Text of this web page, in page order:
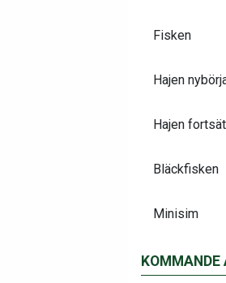
Fisken
Hajen
Hajen
Bläckfisken
Minisim